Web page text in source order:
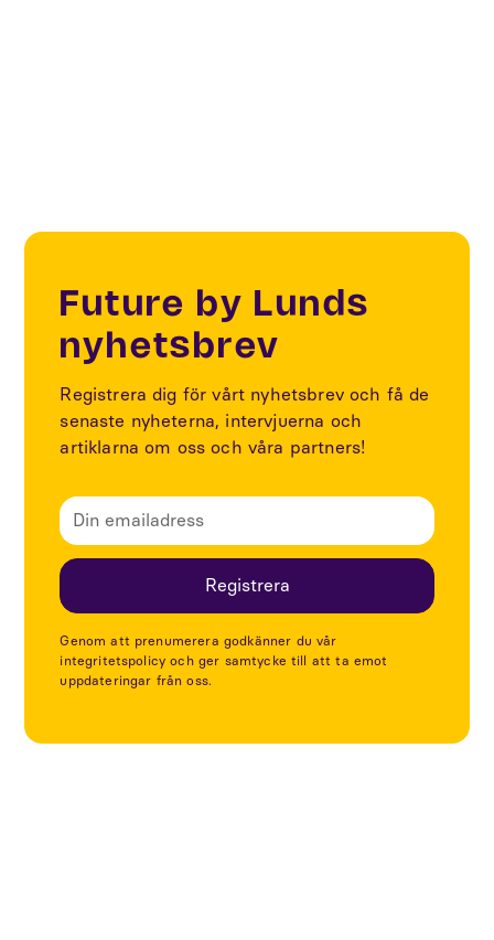
Future by Lunds
nyhetsbrev
Registrera dig för vårt nyhetsbrev och få de
senaste nyheterna, intervjuerna och
artiklarna om oss och våra partners!
Genom att prenumerera godkänner du vår
integritetspolicy och ger samtycke till att ta emot
uppdateringar från oss.